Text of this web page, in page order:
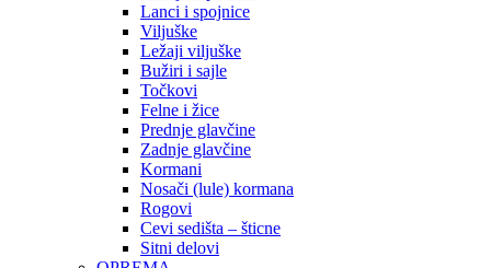
Lanci i spojnice
Viljuške
Ležaji viljuške
Bužiri i sajle
Točkovi
Felne i žice
Prednje glavčine
Zadnje glavčine
Kormani
Nosači (lule) kormana
Rogovi
Cevi sedišta – šticne
Sitni delovi